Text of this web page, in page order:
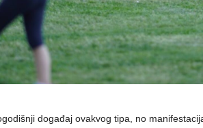
događaj ovakvog tipa, no